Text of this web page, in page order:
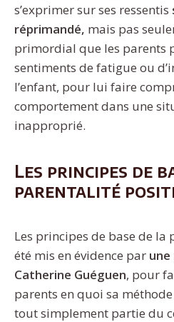
s’exprimer sur ses ressentis
réprimandé, mais pas
primordial que les parents
sentiments de fatigue ou
l’enfant, pour lui faire
comportement dans une
inapproprié.
Les principes de
parentalité
Les principes de base de
été mis en évidence par
Catherine Guéguen, pour
parents en quoi sa
tout simplement partie du